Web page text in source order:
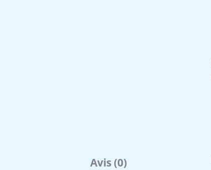
Avis (0)